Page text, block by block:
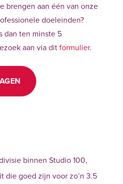
brengen aan één van onze
doeleinden?
dan ten minste 5
aan via ditformulier.
binnen Studio 100,
die goed zijn voor zo’n 3.5